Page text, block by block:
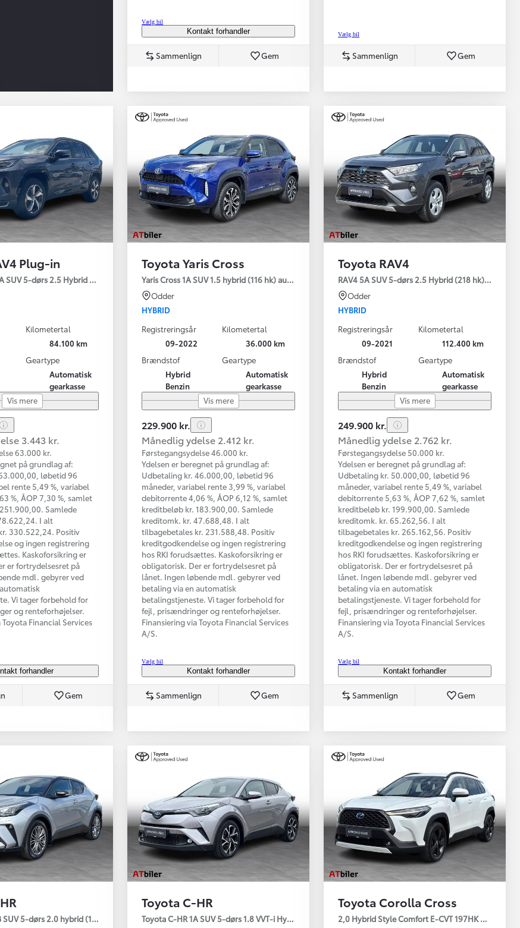
Den nye Yaris Cross
Kommer snart
Vælg bil
Kontakt forhandler
Sammenlign Gem
Vælg bil
Sammenlign Gem
Comfort
Plug-in
SUV 5-dørs 2.5 Hybrid (306 hk) aut. gear AWD-i H3 - Comfort - Premium
Kilometertal
84.100 km
Geartype
Automatisk
gearkasse
Vis mere
3.443 kr.
63.000 kr.
på grundlag af:
løbetid 96
rente 5,49 %, variabel
%, ÅOP 7,30 %, samlet
Samlede
I alt
330.522,24. Positiv
og ingen registrering
Kaskoforsikring er
er fortrydelsesret på
mdl. gebyrer ved
Vi tager forbehold for
og renteforhøjelser.
Financial Services
forhandler
Gem
Toyota Yaris Cross
Yaris Cross 1A SUV 1.5 hybrid (116 hk) aut. gear Style
Odder
HYBRID
Registreringsår
09-2022
Kilometertal
36.000 km
Brændstof
Hybrid
Benzin
Geartype
Automatisk
gearkasse
Vis mere
229.900 kr.
Månedlig ydelse 2.412 kr.
Førstegangsydelse 46.000 kr.
Ydelsen er beregnet på grundlag af:
Udbetaling kr. 46.000,00, løbetid 96
måneder, variabel rente 3,99 %, variabel
debitorrente 4,06 %, ÅOP 6,12 %, samlet
kreditbeløb kr. 183.900,00. Samlede
kreditomk. kr. 47.688,48. I alt
tilbagebetales kr. 231.588,48. Positiv
kreditgodkendelse og ingen registrering
hos RKI forudsættes. Kaskoforsikring er
obligatorisk. Der er fortrydelsesret på
lånet. Ingen løbende mdl. gebyrer ved
betaling via en automatisk
betalingstjeneste. Vi tager forbehold for
fejl, prisændringer og renteforhøjelser.
Finansiering via Toyota Financial Services
A/S.
Vælg bil
Kontakt forhandler
Sammenlign Gem
Toyota RAV4
RAV4 5A SUV 5-dørs 2.5 Hybrid (218 hk) aut.
Odder
HYBRID
Registreringsår
09-2021
Kilometertal
112.400 km
Brændstof
Hybrid
Benzin
Geartype
Automatisk
gearkasse
Vis mere
249.900 kr.
Månedlig ydelse 2.762 kr.
Førstegangsydelse 50.000 kr.
Ydelsen er beregnet på grundlag af:
Udbetaling kr. 50.000,00, løbetid 96
måneder, variabel rente 5,49 %, variabel
debitorrente 5,63 %, ÅOP 7,62 %, samlet
kreditbeløb kr. 199.900,00. Samlede
kreditomk. kr. 65.262,56. I alt
tilbagebetales kr. 265.162,56. Positiv
kreditgodkendelse og ingen registrering
hos RKI forudsættes. Kaskoforsikring er
obligatorisk. Der er fortrydelsesret på
lånet. Ingen løbende mdl. gebyrer ved
betaling via en automatisk
betalingstjeneste. Vi tager forbehold for
fejl, prisændringer og renteforhøjelser.
Finansiering via Toyota Financial Services
A/S.
Vælg bil
Kontakt forhandler
Sammenlign Gem
Premium
SUV 5-dørs 2.0 hybrid (184 hk) aut. gear C-HIC
Toyota C-HR
Toyota C-HR 1A SUV 5-dørs 1.8 VVT-i Hybrid e-CVT C-LUB - SMART - LED
Toyota Corolla Cross
2,0 Hybrid Style Comfort E-CVT 197HK 5d Aut.